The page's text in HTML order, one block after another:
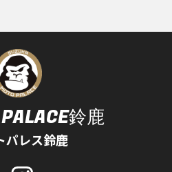
鈴鹿
パレス鈴鹿